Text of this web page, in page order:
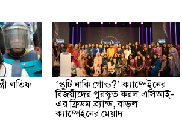
লতিফ
‘স্কুটি নাকি গোল্ড?’ ক্যাম্পেইনের
বিজয়ীদের পুরস্কৃত করল এসিআই-
এর ফ্রিডম ব্র্যান্ড, বাড়ল
ক্যাম্পেইনের মেয়াদ